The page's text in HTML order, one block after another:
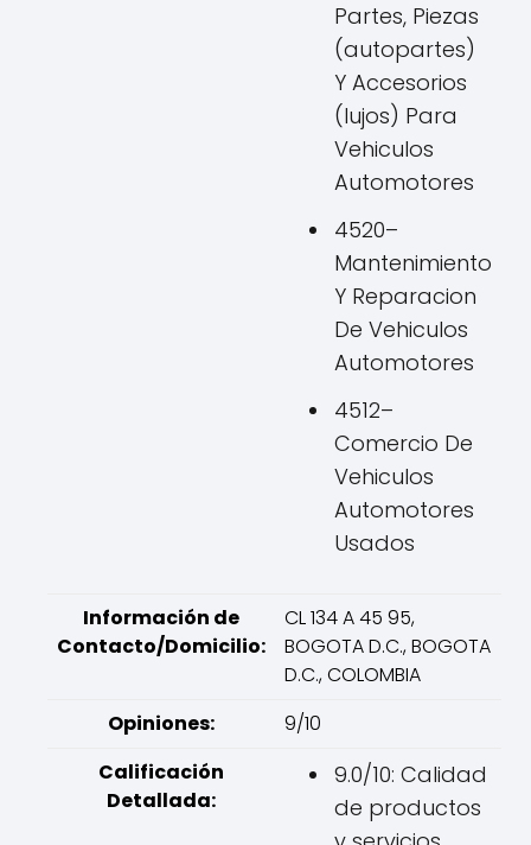
Partes, Piezas
(autopartes)
Y Accesorios
(lujos) Para
Vehiculos
Automotores
4520–
Mantenimiento
Y Reparacion
De Vehiculos
Automotores
4512–
Comercio De
Vehiculos
Automotores
Usados
Información de
Contacto/Domicilio:
CL 134 A 45 95,
BOGOTA D.C., BOGOTA
D.C., COLOMBIA
Opiniones:
9/10
Calificación
Detallada:
9.0/10: Calidad
de productos